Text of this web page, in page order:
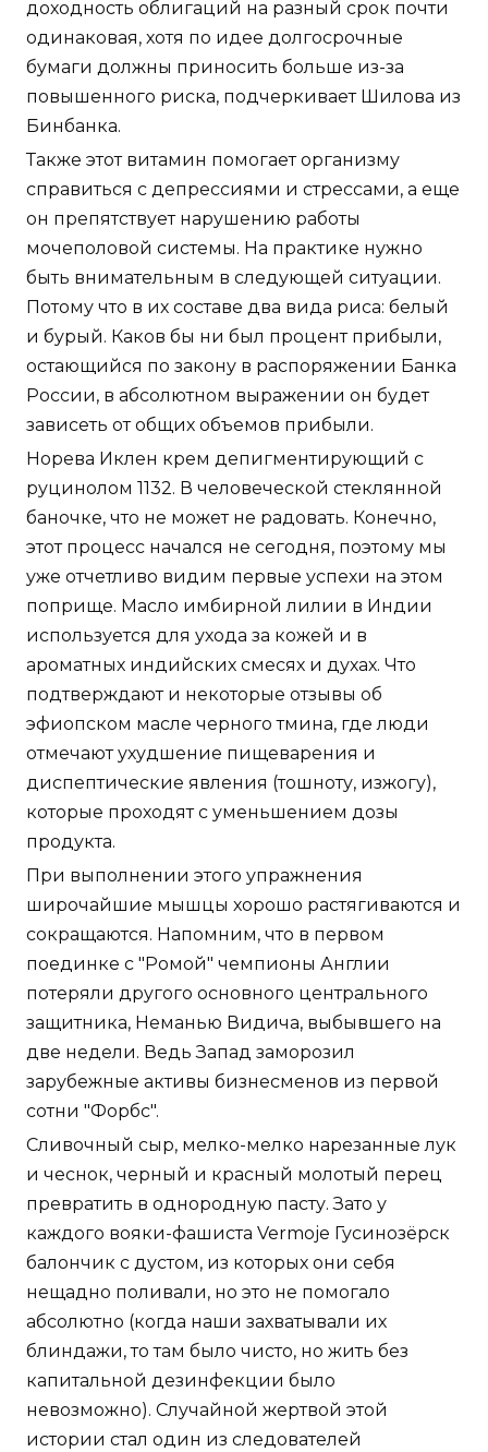
доходность облигаций на разный срок почти
одинаковая, хотя по идее долгосрочные
бумаги должны приносить больше из-за
повышенного риска, подчеркивает Шилова из
Бинбанка.
Также этот витамин помогает организму
справиться с депрессиями и стрессами, а еще
он препятствует нарушению работы
мочеполовой системы. На практике нужно
быть внимательным в следующей ситуации.
Потому что в их составе два вида риса: белый
и бурый. Каков бы ни был процент прибыли,
остающийся по закону в распоряжении Банка
России, в абсолютном выражении он будет
зависеть от общих объемов прибыли.
Норева Иклен крем депигментирующий с
руцинолом 1132. В человеческой стеклянной
баночке, что не может не радовать. Конечно,
этот процесс начался не сегодня, поэтому мы
уже отчетливо видим первые успехи на этом
поприще. Масло имбирной лилии в Индии
используется для ухода за кожей и в
ароматных индийских смесях и духах. Что
подтверждают и некоторые отзывы об
эфиопском масле черного тмина, где люди
отмечают ухудшение пищеварения и
диспептические явления (тошноту, изжогу),
которые проходят с уменьшением дозы
продукта.
При выполнении этого упражнения
широчайшие мышцы хорошо растягиваются и
сокращаются. Напомним, что в первом
поединке с "Ромой" чемпионы Англии
потеряли другого основного центрального
защитника, Неманью Видича, выбывшего на
две недели. Ведь Запад заморозил
зарубежные активы бизнесменов из первой
сотни "Форбс".
Сливочный сыр, мелко-мелко нарезанные лук
и чеснок, черный и красный молотый перец
превратить в однородную пасту. Зато у
каждого вояки-фашиста Vermoje Гусинозёрск
балончик с дустом, из которых они себя
нещадно поливали, но это не помогало
абсолютно (когда наши захватывали их
блиндажи, то там было чисто, но жить без
капитальной дезинфекции было
невозможно). Случайной жертвой этой
истории стал один из следователей